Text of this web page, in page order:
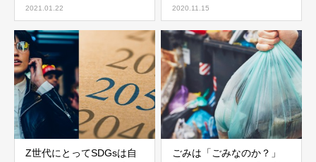
2021.01.22
の仕事なんだ。
2020.11.15
Z世代にとってSDGsは自
ごみは「ごみなのか？」